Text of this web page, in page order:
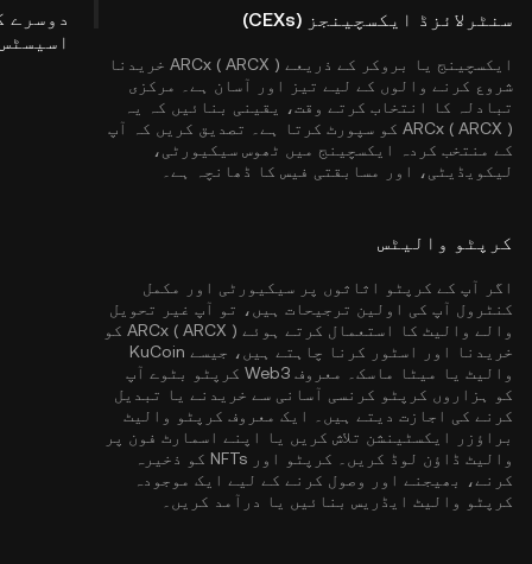
سنٹرلائزڈ ایکسچینجز (CEXs)
ایکسچینج یا بروکر کے ذریعے ARCx ( ARCX ) خریدنا
شروع کرنے والوں کے لیے تیز اور آسان ہے۔ مرکزی
تبادلہ کا انتخاب کرتے وقت، یقینی بنائیں کہ یہ
ARCx ( ARCX ) کو سپورٹ کرتا ہے۔ تصدیق کریں کہ آپ
کے منتخب کردہ ایکسچینج میں ٹھوس سیکیورٹی،
لیکویڈیٹی، اور مسابقتی فیس کا ڈھانچہ ہے۔
کرپٹو والیٹس
اگر آپ کے کرپٹو اثاثوں پر سیکیورٹی اور مکمل
کنٹرول آپ کی اولین ترجیحات ہیں، تو آپ غیر تحویل
والے والیٹ کا استعمال کرتے ہوئے ARCx ( ARCX ) کو
خریدنا اور اسٹور کرنا چاہتے ہیں، جیسے KuCoin
والیٹ
یا میٹا ماسک۔ معروف Web3 کرپٹو بٹوے آپ
کو ہزاروں کرپٹو کرنسی آسانی سے خریدنے یا تبدیل
کرنے کی اجازت دیتے ہیں۔ ایک معروف کرپٹو والیٹ
براؤزر ایکسٹینشن تلاش کریں یا اپنے اسمارٹ فون پر
والیٹ ڈاؤن لوڈ کریں۔ کرپٹو اور NFTs کو ذخیرہ
کرنے، بھیجنے اور وصول کرنے کے لیے ایک موجودہ
کرپٹو والیٹ ایڈریس بنائیں یا درآمد کریں۔
دوسرے